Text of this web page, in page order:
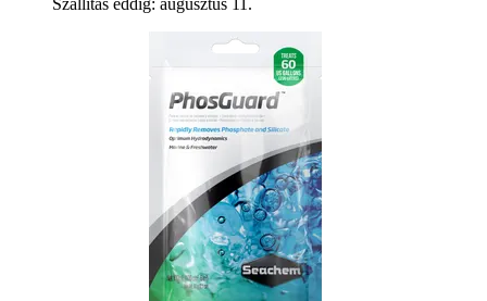
Szállítás eddig: augusztus 11.